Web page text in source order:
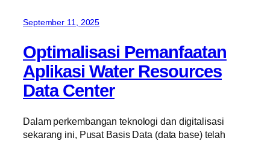
September 11, 2025
Optimalisasi Pemanfaatan
Aplikasi Water Resources
Data Center
Dalam perkembangan teknologi dan digitalisasi
sekarang ini, Pusat Basis Data (data base) telah